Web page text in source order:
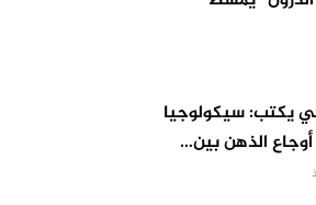
يكتب: سيكولوجيا
أوجاع الذهن بين…